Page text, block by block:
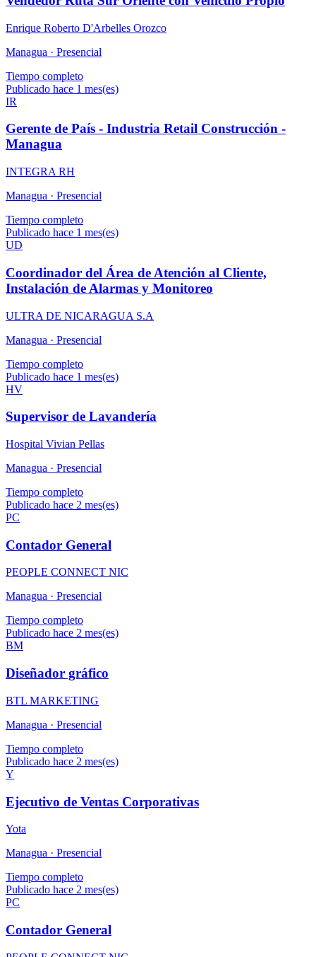
Enrique Roberto D'Arbelles Orozco
Managua · Presencial
Tiempo completo
Publicado hace 1 mes(es)
IR
Gerente de País - Industria Retail Construcción -
Managua
INTEGRA RH
Managua · Presencial
Tiempo completo
Publicado hace 1 mes(es)
UD
Coordinador del Área de Atención al Cliente,
Instalación de Alarmas y Monitoreo
ULTRA DE NICARAGUA S.A
Managua · Presencial
Tiempo completo
Publicado hace 1 mes(es)
HV
Supervisor de Lavandería
Hospital Vivian Pellas
Managua · Presencial
Tiempo completo
Publicado hace 2 mes(es)
PC
Contador General
PEOPLE CONNECT NIC
Managua · Presencial
Tiempo completo
Publicado hace 2 mes(es)
BM
Diseñador gráfico
BTL MARKETING
Managua · Presencial
Tiempo completo
Publicado hace 2 mes(es)
Y
Ejecutivo de Ventas Corporativas
Yota
Managua · Presencial
Tiempo completo
Publicado hace 2 mes(es)
PC
Contador General